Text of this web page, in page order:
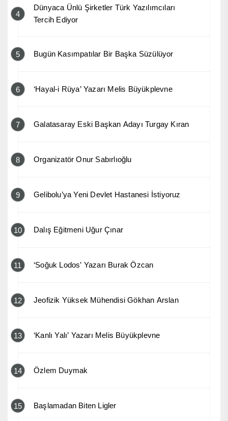
4
Dünyaca Ünlü Şirketler Türk Yazılımcıları
Tercih Ediyor
5 Bugün Kasımpatılar Bir Başka Süzülüyor
6 ‘Hayal-i Rüya’ Yazarı Melis Büyükplevne
7 Galatasaray Eski Başkan Adayı Turgay Kıran
8 Organizatör Onur Sabırlıoğlu
9 Gelibolu’ya Yeni Devlet Hastanesi İstiyoruz
10 Dalış Eğitmeni Uğur Çınar
11 ‘Soğuk Lodos’ Yazarı Burak Özcan
12 Jeofizik Yüksek Mühendisi Gökhan Arslan
13 ‘Kanlı Yalı’ Yazarı Melis Büyükplevne
14 Özlem Duymak
15 Başlamadan Biten Ligler